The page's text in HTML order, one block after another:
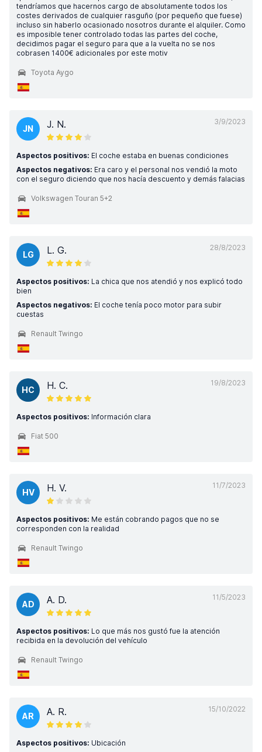
tendríamos que hacernos cargo de absolutamente todos los
costes derivados de cualquier rasguño (por pequeño que fuese)
incluso sin haberlo ocasionado nosotros durante el alquiler. Como
es imposible tener controlado todas las partes del coche,
decidimos pagar el seguro para que a la vuelta no se nos
cobrasen 1400€ adicionales por este motiv
Toyota Aygo
3/9/2023
JN J. N.
Aspectos positivos: El coche estaba en buenas condiciones
Aspectos negativos: Era caro y el personal nos vendió la moto
con el seguro diciendo que nos hacía descuento y demás falacias
Volkswagen Touran 5+2
28/8/2023
LG L. G.
Aspectos positivos: La chica que nos atendió y nos explicó todo
bien
Aspectos negativos: El coche tenía poco motor para subir
cuestas
Renault Twingo
19/8/2023
HC H. C.
Aspectos positivos: Información clara
Fiat 500
11/7/2023
HV H. V.
Aspectos positivos: Me están cobrando pagos que no se
corresponden con la realidad
Renault Twingo
11/5/2023
AD A. D.
Aspectos positivos: Lo que más nos gustó fue la atención
recibida en la devolución del vehículo
Renault Twingo
15/10/2022
AR A. R.
Aspectos positivos: Ubicación